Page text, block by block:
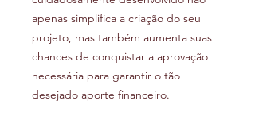
apenas simplifica a criação do seu
projeto, mas também aumenta suas
chances de conquistar a aprovação
necessária para garantir o tão
desejado aporte financeiro.